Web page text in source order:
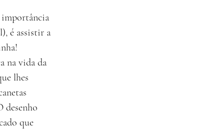
importância
é assistir a
na vida da
lhes
desenho
que